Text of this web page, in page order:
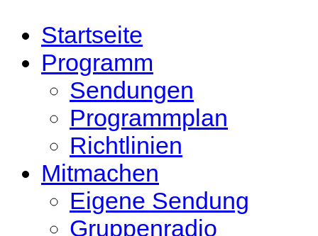
Startseite
Programm
Sendungen
Programmplan
Richtlinien
Mitmachen
Eigene Sendung
Gruppenradio